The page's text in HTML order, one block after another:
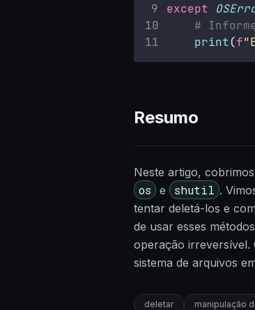
except
#
print(f
Resumo
Neste artigo,
os e shutil .
tentar deletá-los e
de usar esses
operação irreversível.
sistema de arquivos
deletar manipulação